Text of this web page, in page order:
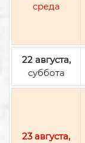
среда
22 августа,
суббота
23 августа,